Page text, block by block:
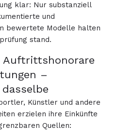
klar: Nur substanziell
und
bewertete Modelle halten
stand.
Auftrittshonorare
–
Künstler und andere
erzielen ihre Einkünfte
Quellen: